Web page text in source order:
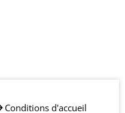
Conditions d'accueil